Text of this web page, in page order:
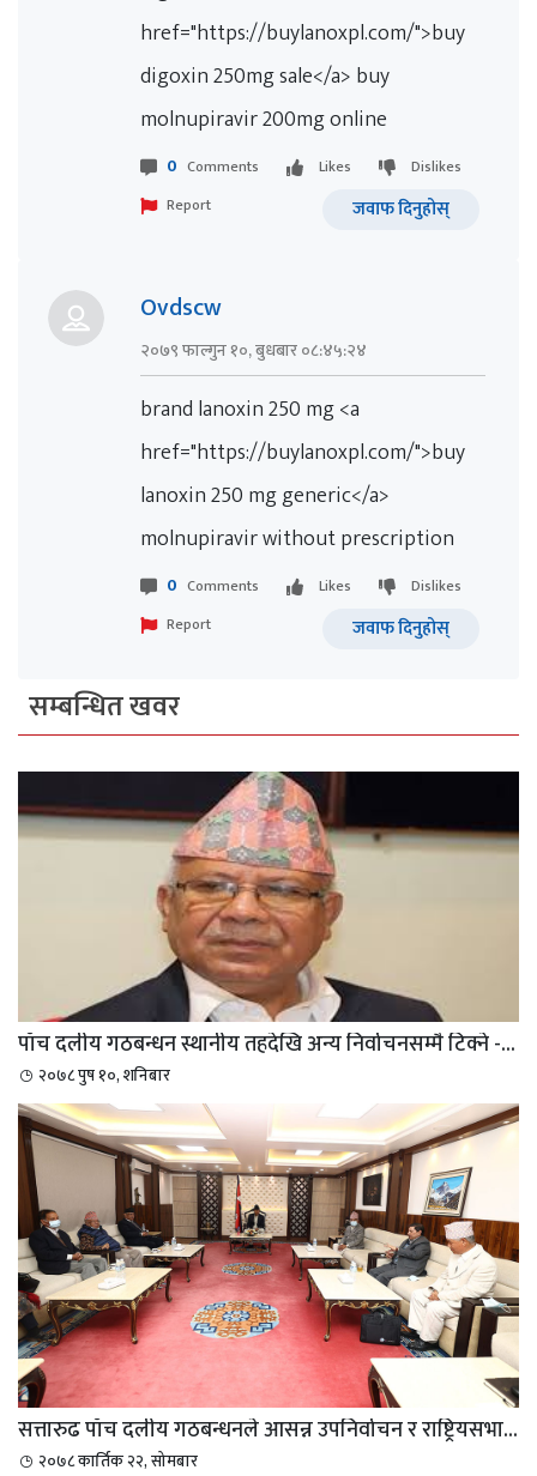
href="https://buylanoxpl.com/">buy
digoxin 250mg sale</a> buy
molnupiravir 200mg online
0 Comments Likes
Dislikes
Report
जवाफ दिनुहोस्
Ovdscw
२०७९ फाल्गुन १०, बुधबार ०८:४५:२४
brand lanoxin 250 mg <a
href="https://buylanoxpl.com/">buy
lanoxin 250 mg generic</a>
molnupiravir without prescription
0 Comments Likes
Dislikes
Report
जवाफ दिनुहोस्
सम्बन्धित खवर
पाँच दलीय गठबन्धन स्थानीय तहदेखि अन्य निर्वाचनसम्मै टिक्ने -...
२०७८ पुष १०, शनिबार
सत्तारुढ पाँच दलीय गठबन्धनले आसन्न उपनिर्वाचन र राष्ट्रियसभा...
२०७८ कार्तिक २२, सोमबार